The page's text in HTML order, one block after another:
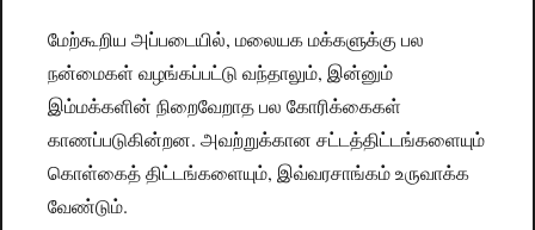
மேற்கூறிய அப்படையில், மலையக மக்களுக்கு பல
நன்மைகள் வழங்கப்பட்டு வந்தாலும், இன்னும்
இம்மக்களின் நிறைவேறாத பல கோரிக்கைகள்
காணப்படுகின்றன. அவற்றுக்கான சட்டத்திட்டங்களையும்
கொள்கைத் திட்டங்களையும், இவ்வரசாங்கம் உருவாக்க
வேண்டும்.